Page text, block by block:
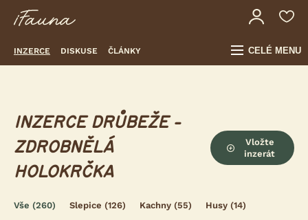
INZERCE DISKUSE ČLÁNKY CELÉ MENU
INZERCE DRŮBEŽE -
ZDROBNĚLÁ
HOLOKRČKA
Vložte
inzerát
Vše (260) Slepice (126) Kachny (55) Husy (14)